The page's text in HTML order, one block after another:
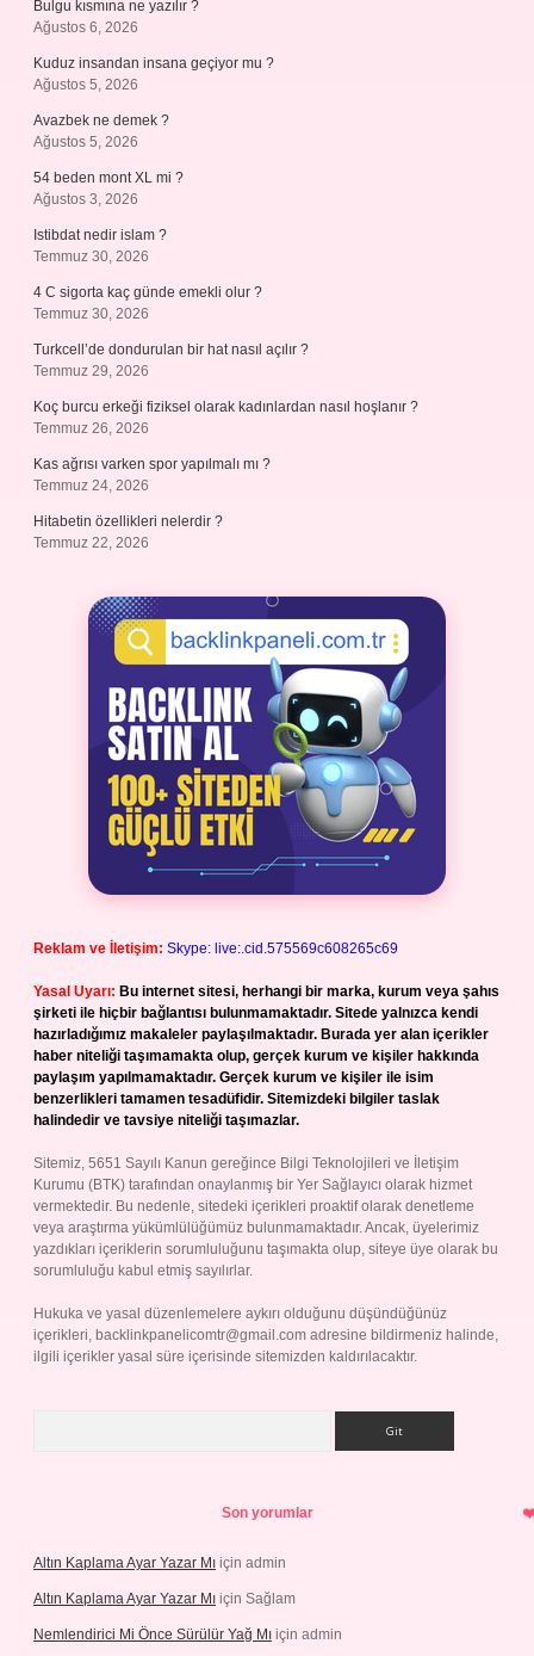
Bulgu kısmına ne yazılır ?
Ağustos 6, 2026
Kuduz insandan insana geçiyor mu ?
Ağustos 5, 2026
Avazbek ne demek ?
Ağustos 5, 2026
54 beden mont XL mi ?
Ağustos 3, 2026
Istibdat nedir islam ?
Temmuz 30, 2026
4 C sigorta kaç günde emekli olur ?
Temmuz 30, 2026
Turkcell’de dondurulan bir hat nasıl açılır ?
Temmuz 29, 2026
Koç burcu erkeği fiziksel olarak kadınlardan nasıl hoşlanır ?
Temmuz 26, 2026
Kas ağrısı varken spor yapılmalı mı ?
Temmuz 24, 2026
Hitabetin özellikleri nelerdir ?
Temmuz 22, 2026
Reklam ve İletişim: Skype: live:.cid.575569c608265c69
Yasal Uyarı: Bu internet sitesi, herhangi bir marka, kurum veya şahıs
şirketi ile hiçbir bağlantısı bulunmamaktadır. Sitede yalnızca kendi
hazırladığımız makaleler paylaşılmaktadır. Burada yer alan içerikler
haber niteliği taşımamakta olup, gerçek kurum ve kişiler hakkında
paylaşım yapılmamaktadır. Gerçek kurum ve kişiler ile isim
benzerlikleri tamamen tesadüfidir. Sitemizdeki bilgiler taslak
halindedir ve tavsiye niteliği taşımazlar.
Sitemiz, 5651 Sayılı Kanun gereğince Bilgi Teknolojileri ve İletişim
Kurumu (BTK) tarafından onaylanmış bir Yer Sağlayıcı olarak hizmet
vermektedir. Bu nedenle, sitedeki içerikleri proaktif olarak denetleme
veya araştırma yükümlülüğümüz bulunmamaktadır. Ancak, üyelerimiz
yazdıkları içeriklerin sorumluluğunu taşımakta olup, siteye üye olarak bu
sorumluluğu kabul etmiş sayılırlar.
Hukuka ve yasal düzenlemelere aykırı olduğunu düşündüğünüz
içerikleri, backlinkpanelicomtr@gmail.com adresine bildirmeniz halinde,
ilgili içerikler yasal süre içerisinde sitemizden kaldırılacaktır.
Son yorumlar
Altın Kaplama Ayar Yazar Mı için admin
Altın Kaplama Ayar Yazar Mı için Sağlam
Nemlendirici Mi Önce Sürülür Yağ Mı için admin